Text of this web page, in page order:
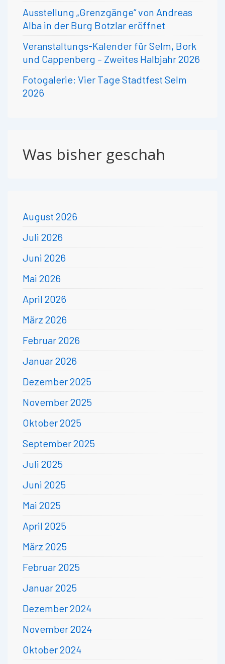
Ausstellung „Grenzgänge“ von Andreas
Alba in der Burg Botzlar eröffnet
Veranstaltungs-Kalender für Selm, Bork
und Cappenberg – Zweites Halbjahr 2026
Fotogalerie: Vier Tage Stadtfest Selm
2026
Was bisher geschah
August 2026
Juli 2026
Juni 2026
Mai 2026
April 2026
März 2026
Februar 2026
Januar 2026
Dezember 2025
November 2025
Oktober 2025
September 2025
Juli 2025
Juni 2025
Mai 2025
April 2025
März 2025
Februar 2025
Januar 2025
Dezember 2024
November 2024
Oktober 2024